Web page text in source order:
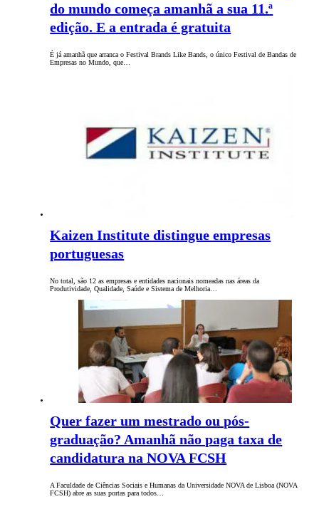
do mundo começa amanhã a sua 11.ª
edição. E a entrada é gratuita
É já amanhã que arranca o Festival Brands Like Bands, o único Festival de Bandas de
Empresas no Mundo, que…
Kaizen Institute distingue empresas
portuguesas
No total, são 12 as empresas e entidades nacionais nomeadas nas áreas da
Produtividade, Qualidade, Saúde e Sistema de Melhoria…
Quer fazer um mestrado ou pós-
graduação? Amanhã não paga taxa de
candidatura na NOVA FCSH
A Faculdade de Ciências Sociais e Humanas da Universidade NOVA de Lisboa (NOVA
FCSH) abre as suas portas para todos…